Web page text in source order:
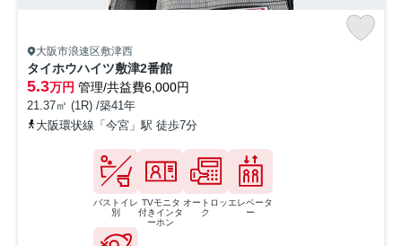
大阪市浪速区敷津西
タイホウハイツ敷津2番館
5.3万円 管理/共益費6,000円
21.37㎡ (1R) /築41年
大阪環状線「今宮」駅 徒歩7分
バストイレ
別
TVモニタ
付きインタ
ーホン
オートロッ
ク
エレベータ
ー